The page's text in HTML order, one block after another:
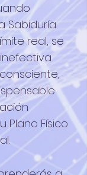
Sabiduría
real, se
Plano Físico